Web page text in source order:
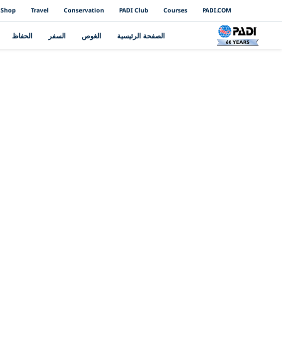
PADI Channels
PADI.COM
Courses
PADI Club
Conservation
Travel
Shop
الصفحة الرئيسية الغوص السفر الحفاظ